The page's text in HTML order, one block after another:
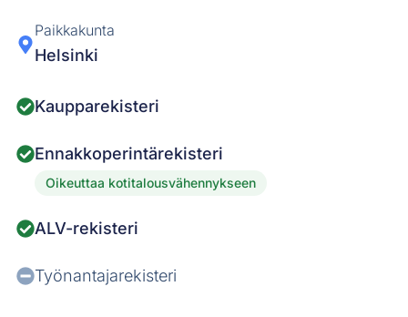
Paikkakunta
Helsinki
Kaupparekisteri
Ennakkoperintärekisteri
Oikeuttaa kotitalousvähennykseen
ALV-rekisteri
Työnantajarekisteri